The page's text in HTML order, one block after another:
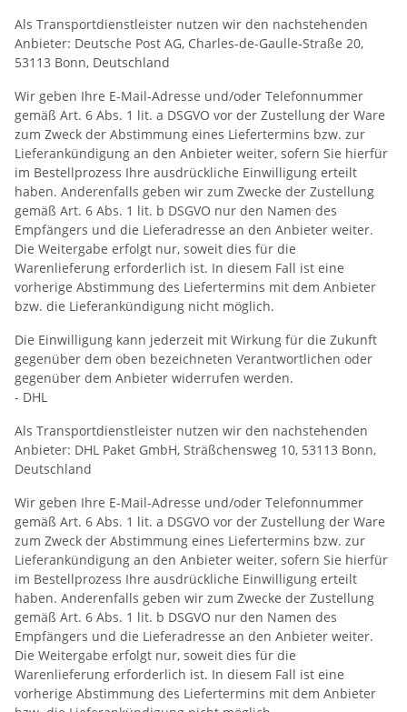
Als Transportdienstleister nutzen wir den nachstehenden
Anbieter: Deutsche Post AG, Charles-de-Gaulle-Straße 20,
53113 Bonn, Deutschland
Wir geben Ihre E-Mail-Adresse und/oder Telefonnummer
gemäß Art. 6 Abs. 1 lit. a DSGVO vor der Zustellung der Ware
zum Zweck der Abstimmung eines Liefertermins bzw. zur
Lieferankündigung an den Anbieter weiter, sofern Sie hierfür
im Bestellprozess Ihre ausdrückliche Einwilligung erteilt
haben. Anderenfalls geben wir zum Zwecke der Zustellung
gemäß Art. 6 Abs. 1 lit. b DSGVO nur den Namen des
Empfängers und die Lieferadresse an den Anbieter weiter.
Die Weitergabe erfolgt nur, soweit dies für die
Warenlieferung erforderlich ist. In diesem Fall ist eine
vorherige Abstimmung des Liefertermins mit dem Anbieter
bzw. die Lieferankündigung nicht möglich.
Die Einwilligung kann jederzeit mit Wirkung für die Zukunft
gegenüber dem oben bezeichneten Verantwortlichen oder
gegenüber dem Anbieter widerrufen werden.
- DHL
Als Transportdienstleister nutzen wir den nachstehenden
Anbieter: DHL Paket GmbH, Sträßchensweg 10, 53113 Bonn,
Deutschland
Wir geben Ihre E-Mail-Adresse und/oder Telefonnummer
gemäß Art. 6 Abs. 1 lit. a DSGVO vor der Zustellung der Ware
zum Zweck der Abstimmung eines Liefertermins bzw. zur
Lieferankündigung an den Anbieter weiter, sofern Sie hierfür
im Bestellprozess Ihre ausdrückliche Einwilligung erteilt
haben. Anderenfalls geben wir zum Zwecke der Zustellung
gemäß Art. 6 Abs. 1 lit. b DSGVO nur den Namen des
Empfängers und die Lieferadresse an den Anbieter weiter.
Die Weitergabe erfolgt nur, soweit dies für die
Warenlieferung erforderlich ist. In diesem Fall ist eine
vorherige Abstimmung des Liefertermins mit dem Anbieter